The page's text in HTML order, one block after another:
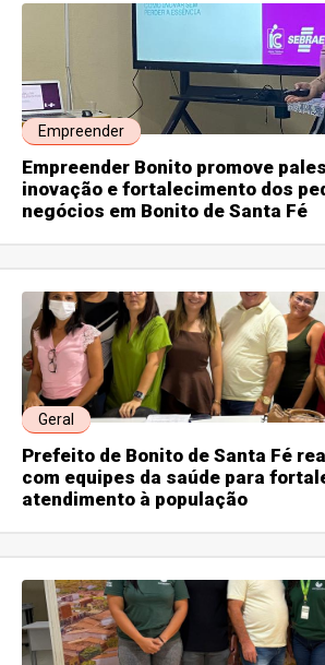
Empreender
Empreender Bonito promove
inovação e fortalecimento dos
negócios em Bonito de Santa Fé
Geral
Prefeito de Bonito de Santa Fé
com equipes da saúde para
atendimento à população